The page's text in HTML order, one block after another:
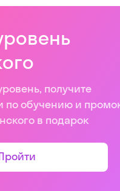
получите
по обучению и
в подарок